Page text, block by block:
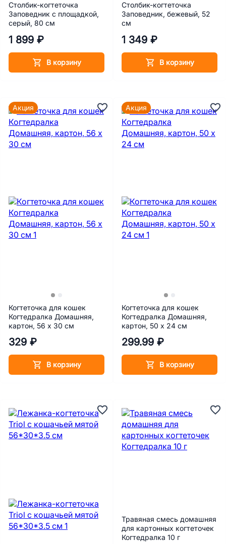
Столбик-когтеточка
Заповедник с площадкой,
серый, 80 см
1 899 ₽
В корзину
Столбик-когтеточка
Заповедник, бежевый, 52
см
1 349 ₽
В корзину
Когтеточка для кошек
Когтедралка Домашняя,
картон, 56 х 30 см
329 ₽
В корзину
Акция
Когтеточка для кошек
Когтедралка Домашняя,
картон, 50 х 24 см
299.99 ₽
В корзину
Акция
Травяная смесь домашняя
для картонных когтеточек
Когтедралка 10 г